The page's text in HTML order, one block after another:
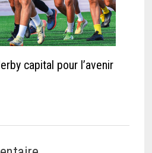
capital pour l’avenir